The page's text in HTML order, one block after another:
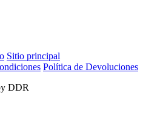
Sitio principal
Política de Devoluciones
DDR